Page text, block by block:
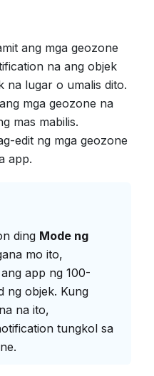
ang mga geozone
na ang objek
na lugar o umalis dito.
mga geozone na
mas mabilis.
edit ng mga geozone
app.
ding Mode ng
mo ito,
app ng 100-
ng objek. Kung
na ito,
tungkol sa